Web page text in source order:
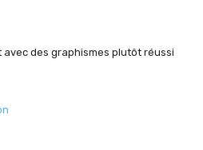
des graphismes plutôt réussi